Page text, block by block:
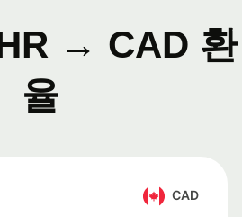
→ CAD 환
율
CAD